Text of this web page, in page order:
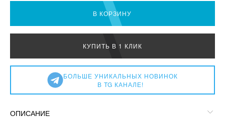
В КОРЗИНУ
КУПИТЬ В 1 КЛИК
БОЛЬШЕ УНИКАЛЬНЫХ НОВИНОК
В TG КАНАЛЕ!
ОПИСАНИЕ